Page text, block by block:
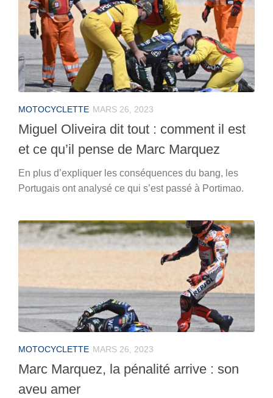
MOTOCYCLETTE MARS 26, 2023
Miguel Oliveira dit tout : comment il est
et ce qu’il pense de Marc Marquez
En plus d’expliquer les conséquences du bang, les
Portugais ont analysé ce qui s’est passé à Portimao.
MOTOCYCLETTE MARS 26, 2023
Marc Marquez, la pénalité arrive : son
aveu amer